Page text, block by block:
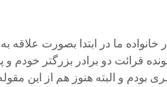
ما در ابتدا بصورت علاقه
قرائت دو برادر بزرگتر
بودم و البته هنوز هم از این